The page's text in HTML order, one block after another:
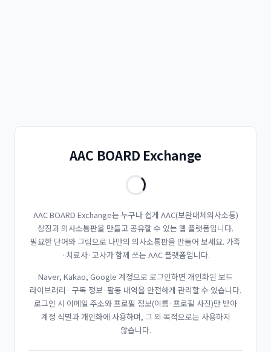
AAC BOARD Exchange
AAC BOARD Exchange는 누구나 쉽게 AAC(보완대체의사소통)
상징과 의사소통판을 만들고 공유할 수 있는 웹 플랫폼입니다.
필요한 단어와 그림으로 나만의 의사소통판을 만들어 보세요. 가족
·치료사·교사가 함께 쓰는 AAC 플랫폼입니다.
Naver, Kakao, Google 계정으로 로그인하면 개인화된 보드
라이브러리· 구독 정보·활동 내역을 안전하게 관리할 수 있습니다.
로그인 시 이메일 주소와 프로필 정보(이름·프로필 사진)만 받아
계정 식별과 개인화에 사용하며, 그 외 목적으로는 사용하지
않습니다.